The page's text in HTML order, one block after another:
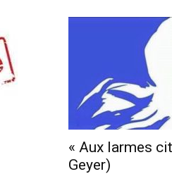
« Aux larmes
Geyer)